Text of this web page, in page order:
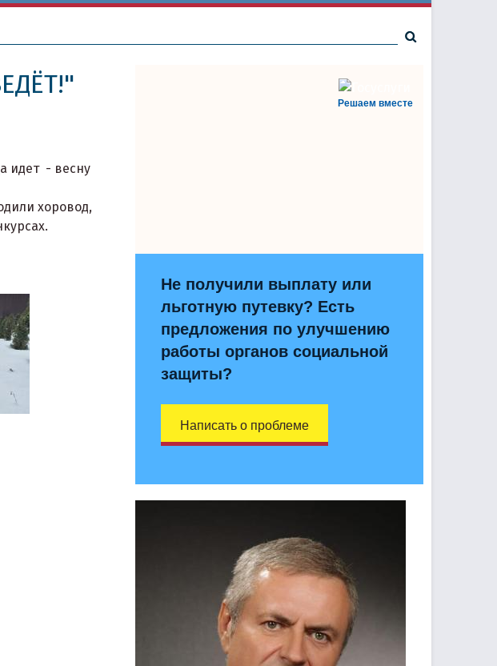
идет - весну
хоровод,
Решаем вместе
Не получили выплату или
льготную путевку? Есть
предложения по улучшению
работы органов социальной
защиты?
Написать о проблеме